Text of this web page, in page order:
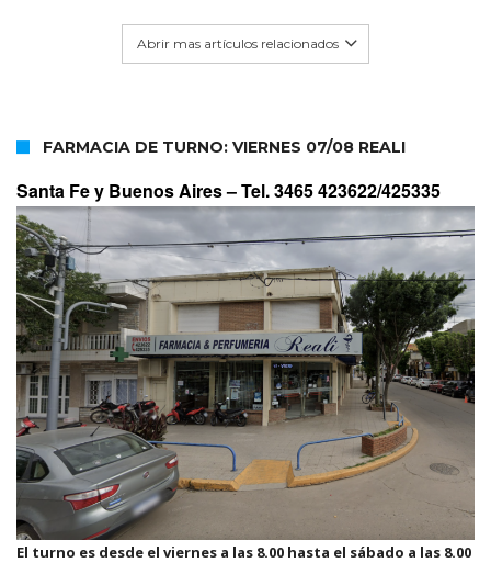
Abrir mas artículos relacionados
FARMACIA DE TURNO: VIERNES 07/08 REALI
Santa Fe y Buenos Aires –Tel. 3465 423622/425335
El turno es desde el viernes a las 8.00 hasta el sábado a las 8.00